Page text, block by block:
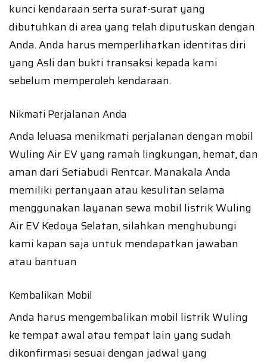
kunci kendaraan serta surat-surat yang
dibutuhkan di area yang telah diputuskan dengan
Anda. Anda harus memperlihatkan identitas diri
yang Asli dan bukti transaksi kepada kami
sebelum memperoleh kendaraan.
Nikmati Perjalanan Anda
Anda leluasa menikmati perjalanan dengan mobil
Wuling Air EV yang ramah lingkungan, hemat, dan
aman dari Setiabudi Rentcar. Manakala Anda
memiliki pertanyaan atau kesulitan selama
menggunakan layanan sewa mobil listrik Wuling
Air EV Kedoya Selatan, silahkan menghubungi
kami kapan saja untuk mendapatkan jawaban
atau bantuan
Kembalikan Mobil
Anda harus mengembalikan mobil listrik Wuling
ke tempat awal atau tempat lain yang sudah
dikonfirmasi sesuai dengan jadwal yang